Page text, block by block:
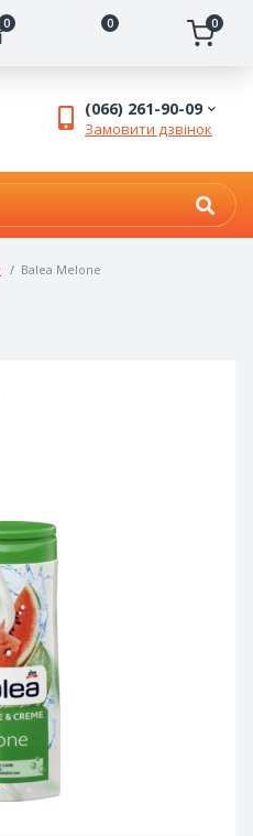
0 0 0
(066) 261-90-09
Замовити дзвінок
Balea Melone